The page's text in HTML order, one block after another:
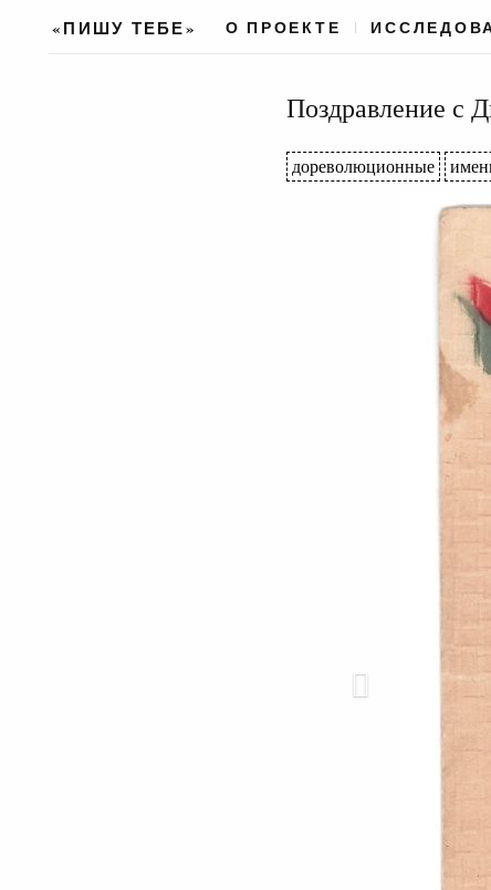
«ПИШУ ТЕБЕ» О ПРОЕКТЕ
Поздравление с
дореволюционные